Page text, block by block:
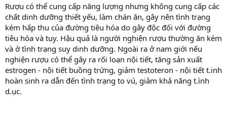
Rượu có thể cung cấp năng lượng nhưng không cung cấp các
chất dinh dưỡng thiết yếu, làm chán ăn, gây nên tình trạng
kém hấp thu của đường tiêu hóa do gây độc đối với đường
tiêu hóa và tụy. Hậu quả là người nghiện rượu thường ăn kém
và ở tình trạng suy dinh dưỡng. Ngoài ra ở nam giới nếu
nghiện rượu có thể gây ra rối loạn nội tiết, tăng sản xuất
estrogen - nội tiết buồng trứng, giảm testoteron - nội tiết t.inh
hoàn sinh ra dẫn đến tình trạng to vú, giảm khả năng t.ình
d.ục.